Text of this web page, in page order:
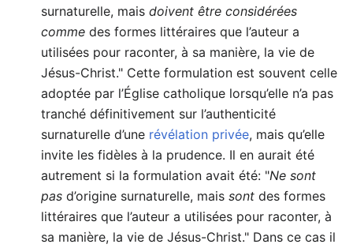
surnaturelle, mais doivent être considérées
comme des formes littéraires que l’auteur a
utilisées pour raconter, à sa manière, la vie de
Jésus-Christ." Cette formulation est souvent celle
adoptée par l’Église catholique lorsqu’elle n’a pas
tranché définitivement sur l’authenticité
surnaturelle d’une révélation privée, mais qu’elle
invite les fidèles à la prudence. Il en aurait été
autrement si la formulation avait été: "Ne sont
pas d’origine surnaturelle, mais sont des formes
littéraires que l’auteur a utilisées pour raconter, à
sa manière, la vie de Jésus-Christ." Dans ce cas il